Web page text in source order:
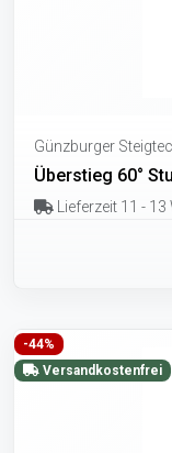
Günzburger
Überstieg 60°
Lieferzeit 11 - 13
-44%
Versandkostenfrei